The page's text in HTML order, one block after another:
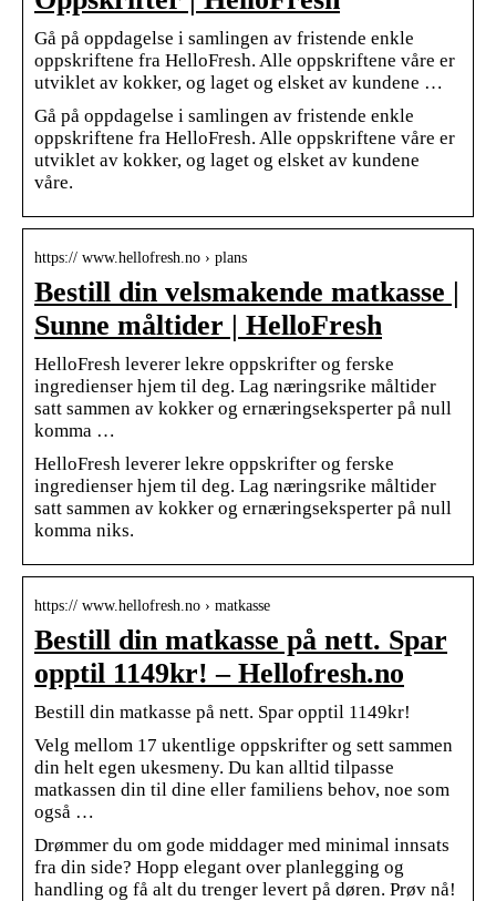
Gå på oppdagelse i samlingen av fristende enkle
oppskriftene fra HelloFresh. Alle oppskriftene våre er
utviklet av kokker, og laget og elsket av kundene …
Gå på oppdagelse i samlingen av fristende enkle
oppskriftene fra HelloFresh. Alle oppskriftene våre er
utviklet av kokker, og laget og elsket av kundene
våre.
https:// www.hellofresh.no › plans
Bestill din velsmakende matkasse |
Sunne måltider | HelloFresh
HelloFresh leverer lekre oppskrifter og ferske
ingredienser hjem til deg. Lag næringsrike måltider
satt sammen av kokker og ernæringseksperter på null
komma …
HelloFresh leverer lekre oppskrifter og ferske
ingredienser hjem til deg. Lag næringsrike måltider
satt sammen av kokker og ernæringseksperter på null
komma niks.
https:// www.hellofresh.no › matkasse
Bestill din matkasse på nett. Spar
opptil 1149kr! – Hellofresh.no
Bestill din matkasse på nett. Spar opptil 1149kr!
Velg mellom 17 ukentlige oppskrifter og sett sammen
din helt egen ukesmeny. Du kan alltid tilpasse
matkassen din til dine eller familiens behov, noe som
også …
Drømmer du om gode middager med minimal innsats
fra din side? Hopp elegant over planlegging og
handling og få alt du trenger levert på døren. Prøv nå!